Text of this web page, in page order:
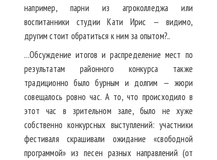
например, парни из агроколледжа или
воспитанники студии Кати Ирис — видимо,
другим стоит обратиться к ним за опытом?..
…Обсуждение итогов и распределение мест по
результатам районного конкурса также
традиционно было бурным и долгим — жюри
совещалось ровно час. А то, что происходило в
этот час в зрительном зале, было не хуже
собственно конкурсных выступлений: участники
фестиваля скрашивали ожидание «свободной
программой» из песен разных направлений (от